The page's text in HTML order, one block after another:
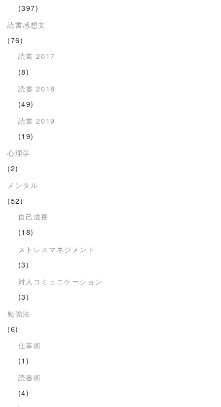
(397)
読書感想文
(76)
読書 2017
(8)
読書 2018
(49)
読書 2019
(19)
心理学
(2)
メンタル
(52)
自己成長
(18)
ストレスマネジメント
(3)
対人コミュニケーション
(3)
勉強法
(6)
仕事術
(1)
読書術
(4)